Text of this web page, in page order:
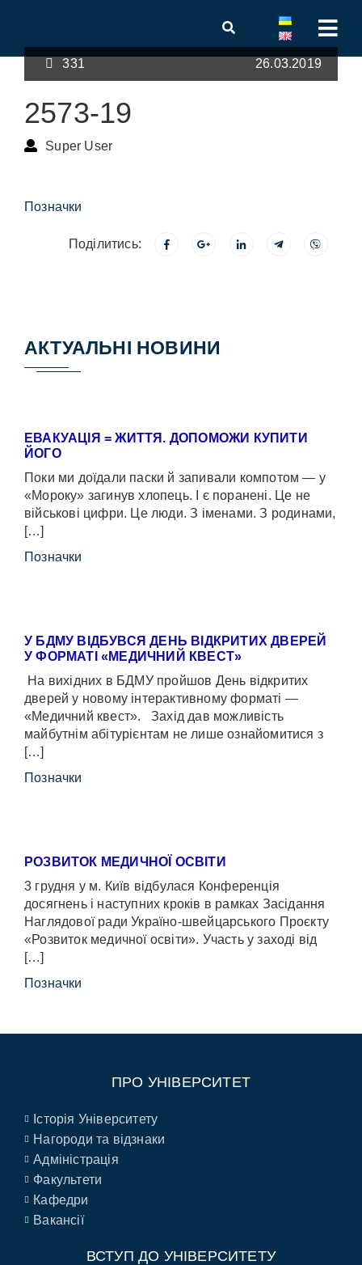
331 26.03.2019
2573-19
Super User
Позначки
Поділитись:
АКТУАЛЬНІ НОВИНИ
ЕВАКУАЦІЯ = ЖИТТЯ. ДОПОМОЖИ КУПИТИ
ЙОГО
Поки ми доїдали паски й запивали компотом — у
«Мороку» загинув хлопець. І є поранені. Це не
військові цифри. Це люди. З іменами. З родинами,
[…]
Позначки
У БДМУ ВІДБУВСЯ ДЕНЬ ВІДКРИТИХ ДВЕРЕЙ
У ФОРМАТІ «МЕДИЧНИЙ КВЕСТ»
На вихідних в БДМУ пройшов День відкритих
дверей у новому інтерактивному форматі —
«Медичний квест». Захід дав можливість
майбутнім абітурієнтам не лише ознайомитися з
[…]
Позначки
РОЗВИТОК МЕДИЧНОЇ ОСВІТИ
3 грудня у м. Київ відбулася Конференція
досягнень і наступних кроків в рамках Засідання
Наглядової ради Україно-швейцарського Проєкту
«Розвиток медичної освіти». Участь у заході від
[…]
Позначки
ПРО УНІВЕРСИТЕТ
Історія Університету
Нагороди та відзнаки
Адміністрація
Факультети
Кафедри
Вакансії
ВСТУП ДО УНІВЕРСИТЕТУ